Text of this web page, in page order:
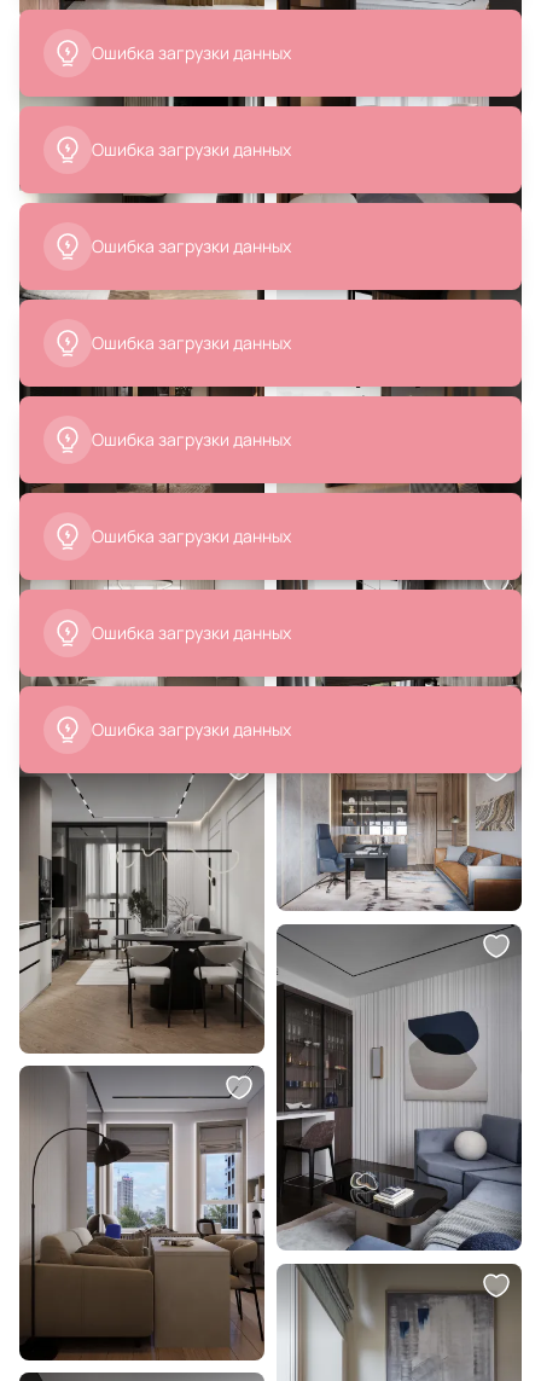
42 600 ₽
Приставной столик MOD
Стул Kartell BD-978604
50 990 ₽
Стул La Forma (ex Julia Grup)
Koon BD-284306
В корзину
9 680 ₽
60x63x79 H191_0101
В корзину
9 679 ₽
Стул ZiP-mebel Пичч чёрный /
В корзину В корзину
41 800 ₽
Стул MOD Interiors MENORCA
BD-2855687
В корзину
58 918 ₽
Стул Kartell BD-978605
В корзину
6 065 ₽ 58 918 ₽